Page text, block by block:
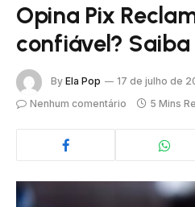
Opina Pix
confiável?
By Ela Pop
17 de julho de
Nenhum comentário
5 Mins